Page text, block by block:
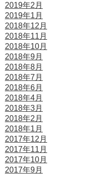
2019年2月
2019年1月
2018年12月
2018年11月
2018年10月
2018年9月
2018年8月
2018年7月
2018年6月
2018年4月
2018年3月
2018年2月
2018年1月
2017年12月
2017年11月
2017年10月
2017年9月